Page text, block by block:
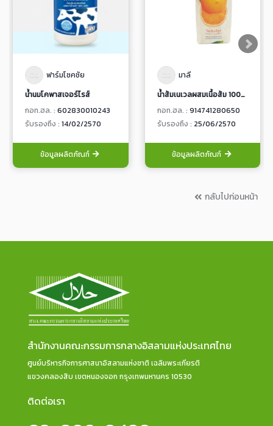
ฟาร์มโชคชัย
น้ำนมโคพาสเจอร์ไรส์
กอท.ฮล. : 602830010243
รับรองถึง : 14/02/2570
ข้อมูลผลิตภัณฑ์
มาลี
น้ำส้มเนเวลผสมเนื้อส้ม 100% จากน้ำส้มเนเวลเข้มข้น
กอท.ฮล. : 914741280650
รับรองถึง : 25/06/2570
ข้อมูลผลิตภัณฑ์
กลับไปก่อนหน้า
สำนักงานคณะกรรมการกลางอิสลามแห่งประเทศไทย
ศูนย์บริหารกิจการศาสนาอิสลามแห่งชาติ เฉลิมพระเกียรติ
แขวงคลองสิบ เขตหนองจอก กรุงเทพมหานคร 10530
ติดต่อเรา